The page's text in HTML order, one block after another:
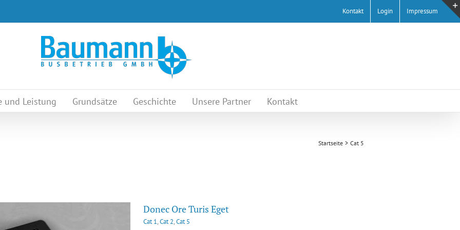
Kontakt Login Impressum
und Leistung Grundsätze Geschichte Unsere Partner Kontakt
Startseite Cat 5
Donec Ore Turis Eget
Cat 1,Cat 2,Cat 5